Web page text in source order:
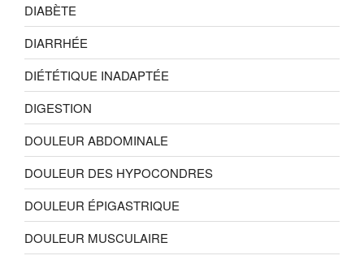
DIABÈTE
DIARRHÉE
DIÉTÉTIQUE INADAPTÉE
DIGESTION
DOULEUR ABDOMINALE
DOULEUR DES HYPOCONDRES
DOULEUR ÉPIGASTRIQUE
DOULEUR MUSCULAIRE